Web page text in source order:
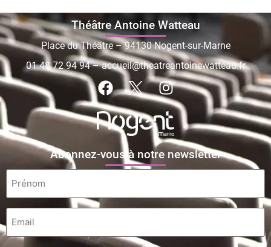
Théâtre Antoine Watteau
Place du Théâtre – 94130 Nogent-sur-Marne
01 48 72 94 94–accueil@theatreantoinewatteau.fr
Abonnez-vous à notre newsletter
Prénom
Email